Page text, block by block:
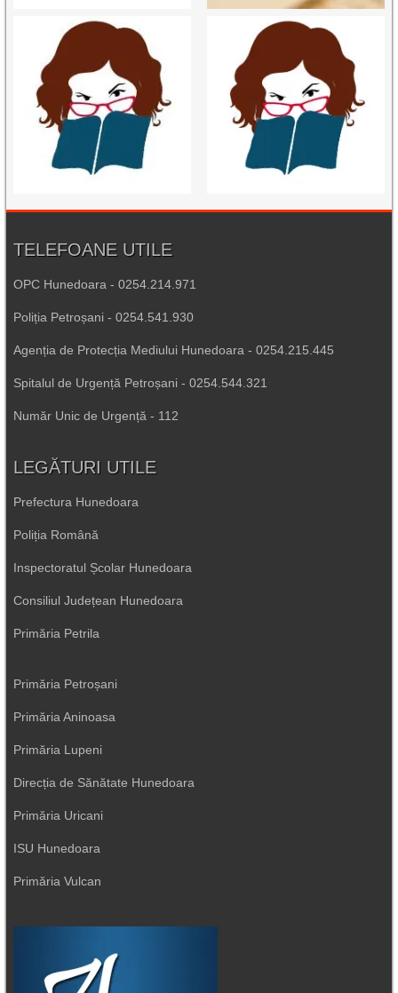
TELEFOANE UTILE
OPC Hunedoara - 0254.214.971
Poliția Petroșani - 0254.541.930
Agenția de Protecția Mediului Hunedoara - 0254.215.445
Spitalul de Urgență Petroșani - 0254.544.321
Număr Unic de Urgență - 112
LEGĂTURI UTILE
Prefectura Hunedoara
Poliția Română
Inspectoratul Școlar Hunedoara
Consiliul Județean Hunedoara
Primăria Petrila
Primăria Petroșani
Primăria Aninoasa
Primăria Lupeni
Direcția de Sănătate Hunedoara
Primăria Uricani
ISU Hunedoara
Primăria Vulcan